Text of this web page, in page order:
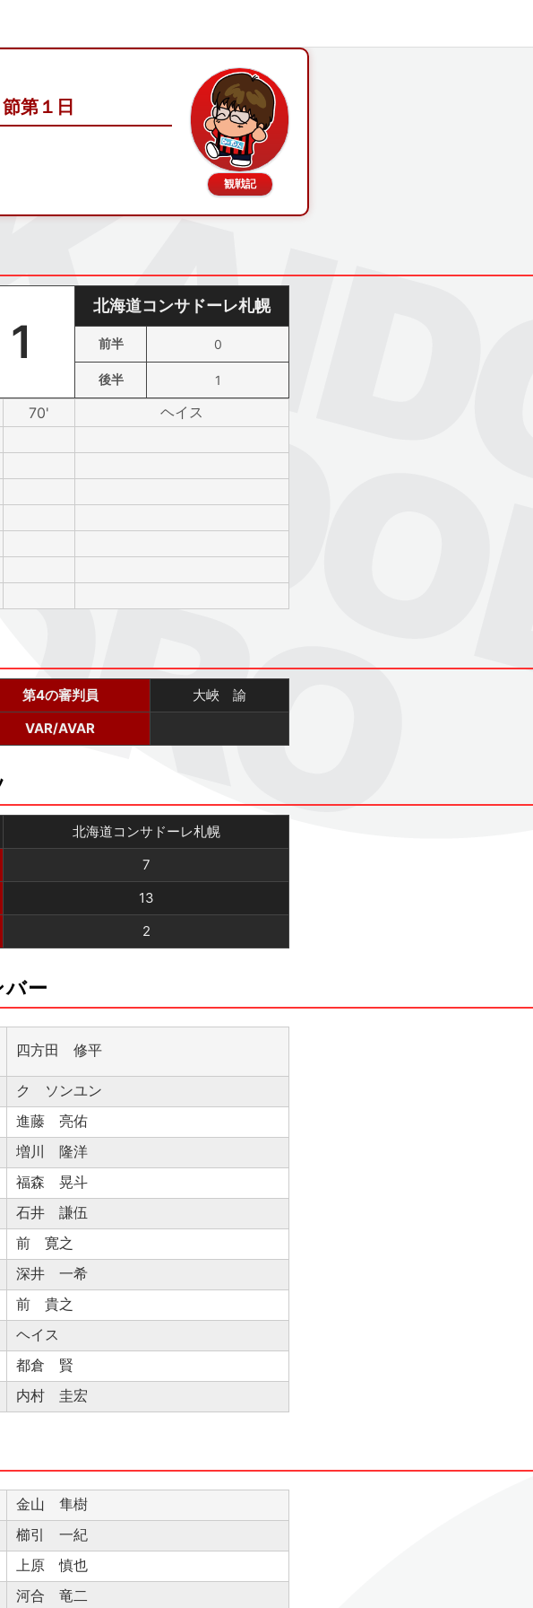
第１日
観戦記
1
北海道コンサドーレ札幌
前半 0
後半 1
70' ヘイス
第4の審判員
大峽 諭
VAR/AVAR
北海道コンサドーレ札幌
7
13
2
ー
四方田 修平
ク ソンユン
進藤 亮佑
増川 隆洋
福森 晃斗
石井 謙伍
前 寛之
深井 一希
前 貴之
ヘイス
都倉 賢
内村 圭宏
金山 隼樹
櫛引 一紀
上原 慎也
河合 竜二